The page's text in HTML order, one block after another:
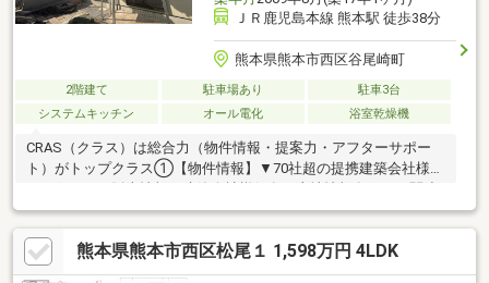
ＪＲ鹿児島本線 熊本駅 徒歩38分
熊本県熊本市西区谷尾崎町
2階建て 駐車場あり
駐車3台
システムキッチン
オール電化 浴室乾燥機
CRAS（クラス）は総合力（物件情報・提案力・アフターサポー
ト）がトップクラス①【物件情報】▼70社超の提携建築会社様モ
会社の新着・未公開物件情報②【提案力】▼住宅ローン金融機関
様の比較や住宅ローンの審査のコツも把握！▼後悔しないための
ライフプランシミュレーションFPへの家計の見直し相談も可能！
【アフターサポート】▼税金面等のアドバイス資金贈与（援助）
熊本県熊本市西区松尾１ 1,598万円 4LDK